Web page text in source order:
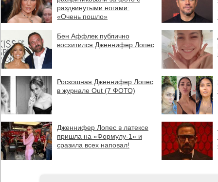
раздвинутыми ногами:
«Очень пошло»
Бен Аффлек публично
восхитился Дженнифер Лопес
Роскошная Дженнифер Лопес
в журнале Out (7 ФОТО)
Дженнифер Лопес в латексе
пришла на «Формулу-1» и
сразила всех наповал!